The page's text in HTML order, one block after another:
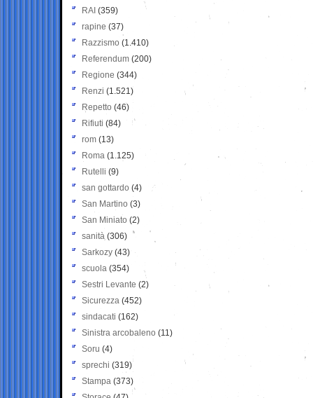
RAI (359)
rapine (37)
Razzismo (1.410)
Referendum (200)
Regione (344)
Renzi (1.521)
Repetto (46)
Rifiuti (84)
rom (13)
Roma (1.125)
Rutelli (9)
san gottardo (4)
San Martino (3)
San Miniato (2)
sanità (306)
Sarkozy (43)
scuola (354)
Sestri Levante (2)
Sicurezza (452)
sindacati (162)
Sinistra arcobaleno (11)
Soru (4)
sprechi (319)
Stampa (373)